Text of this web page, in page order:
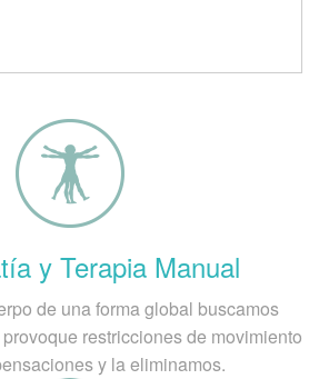
y Terapia Manual
de una forma global buscamos
restricciones de movimiento
y la eliminamos.